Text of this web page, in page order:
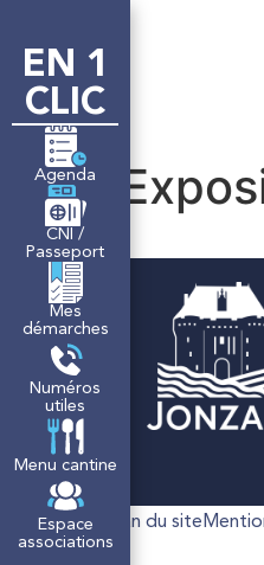
EN 1
CLIC
Agenda
CNI /
Passeport
Mes
démarches
Numéros
utiles
Menu cantine
Espace
associations
Accessibilité Plan du site